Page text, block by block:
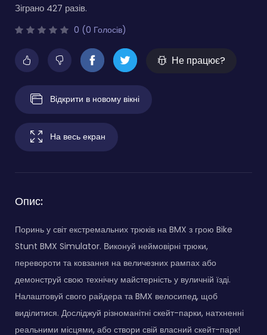
Зіграно 427 разів.
0 (0 Голосів)
Не працює?
Відкрити в новому вікні
На весь екран
Опис:
Поринь у світ екстремальних трюків на BMX з грою Bike
Stunt BMX Simulator. Виконуй неймовірні трюки,
перевороти та ковзання на величезних рампах або
демонструй свою технічну майстерність у вуличній їзді.
Налаштовуй свого райдера та BMX велосипед, щоб
виділитися. Досліджуй різноманітні скейт-парки, натхненні
реальними місцями, або створи свій власний скейт-парк!